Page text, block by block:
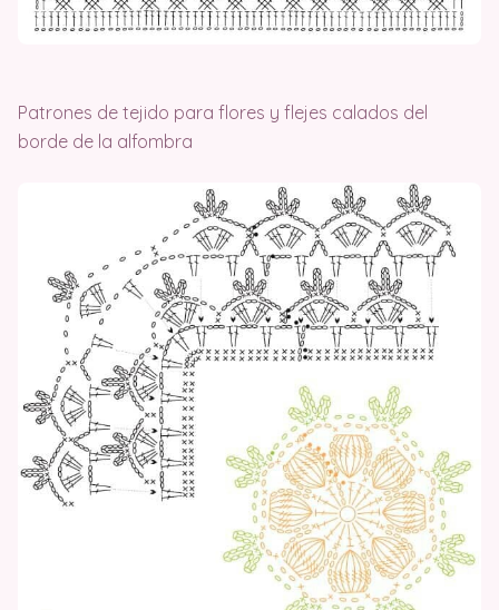
Patrones de tejido para flores y flejes calados del
borde de la alfombra